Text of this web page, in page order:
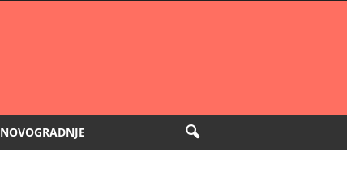
NOVOGRADNJE